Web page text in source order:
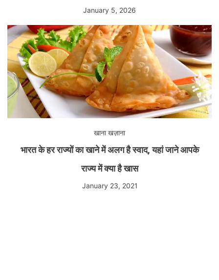
January 5, 2026
खाना खज़ाना
भारत के हर राज्यों का खाने में अलग है स्वाद, यहां जाने आपके
राज्य में क्या है खास
January 23, 2021